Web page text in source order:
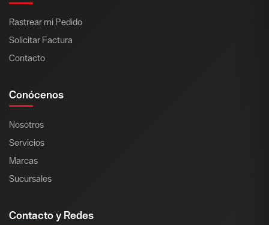
Rastrear mi Pedido
Solicitar Factura
Contacto
Conócenos
Nosotros
Servicios
Marcas
Sucursales
Contacto y Redes